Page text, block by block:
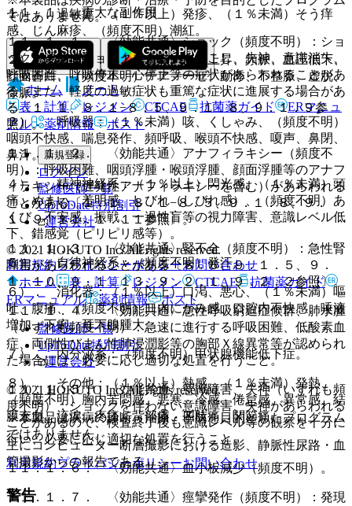
１）． 過敏症：（１％以上）発疹、（１％未満）そう痒
感、じん麻疹、（頻度不明）潮紅。
２）． 循環器：（１％未満）血圧上昇、頻脈、血圧低下、
顔面蒼白、（頻度不明）チアノーゼ、動悸、不整脈、虚脱、
徐脈。
３）． 呼吸器：（１％未満）咳、くしゃみ、（頻度不明）
咽頭不快感、喘息発作、頻呼吸、喉頭不快感、嗄声、鼻閉、
鼻汁。
４）． 精神神経系：（１％以上）閃光感、（１％未満）頭
痛、めまい、羞明感、しびれ（しびれ感）、（頻度不明）あ
くび、不安感、振戦、一過性盲等の視力障害、意識レベル低
下、錯感覚（ピリピリ感等）。
５）． 自律神経系：（頻度不明）発汗。
６）． 消化器：（１％以上）口渇、悪心、（１％未満）嘔
吐、腹痛、（頻度不明）口内にがみ感、口腔内不快感、唾液
増加、下痢、耳下腺腫大。
７）． 内分泌系：（頻度不明）甲状腺機能低下症。
８）． その他：（１％以上）熱感、（１％未満）発熱、
（頻度不明）胸内苦悶感、悪寒、冷感、倦怠感、異常感、結
膜充血、流涙、疼痛、背部痛、四肢痛、関節痛。
主にコンピューター断層撮影における造影、静脈性尿路・血
管撮影からの報告である。
警告
１１．１． 重大な副作用
１１．１．１． 〈効能共通〉ショック（頻度不明）：ショ
ック（遅発性ショックを含む）を起こし、失神、意識消失、
呼吸困難、呼吸停止、心停止等の症状があらわれることがあ
る。また、軽度の過敏症状も重篤な症状に進展する場合があ
る〔１．１、８．１−８．５、９．１．８、９．１．９参
照〕。
１１．１．２． 〈効能共通〉アナフィラキシー（頻度不
明）：呼吸困難、咽頭浮腫・喉頭浮腫、顔面浮腫等のアナフ
ィラキシー（遅発性アナフィラキシーを含む）があらわれる
ことがある〔１．１、８．１−８．５、９．１．８、９．
１．９、１１．１．１１参照〕。
１１．１．３． 〈効能共通〉腎不全（頻度不明）：急性腎
障害があらわれることがある〔８．６、９．１．５、９．
１．１０、９．１．１３、９．２．１、９．２．２参照〕。
１１．１．４． 〈効能共通〉急性呼吸窮迫症候群、肺水腫
（いずれも頻度不明）：急速に進行する呼吸困難、低酸素血
症、両側性びまん性肺浸潤影等の胸部Ｘ線異常等が認められ
た場合には、必要に応じ適切な処置を行うこと。
１１．１．５． 〈効能共通〉意識障害、失神（いずれも頻
度不明）：ショックを伴わない意識障害、失神があらわれる
ことがあるので、検査終了後も意識レベル等の観察を十分に
行い、必要に応じ適切な処置を行うこと。
１１．１．６． 〈効能共通〉血小板減少（頻度不明）。
１１．１．７． 〈効能共通〉痙攣発作（頻度不明）：発現
ではありません。
ホーム
ノート
表・計算
レジメン CTCAE 抗菌薬ガイド
ERマニュ
アル
薬剤情報 ポスト
新規登録
ログイン
監修医師一覧
UpToDate特別割引
運営会社
© 2021 HOKUTO Inc. All rights reserved.
利用規約プライバシーポリシーお問い合わせ
ホーム
表・計算 レジメン CTCAE
抗菌薬ガイド
ERマニュアル
薬剤情報 ポスト
監修医師一覧
UpToDate特別割引
運営会社
© 2021 HOKUTO Inc. All rights reserved.
※本製品は疾病の診断・治療・予防を目的としたプログラム
ではありません。
利用規約プライバシーポリシーお問い合わせ